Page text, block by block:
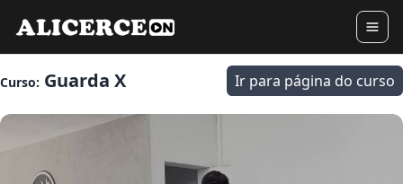
Curso: Guarda X Ir para página do curso